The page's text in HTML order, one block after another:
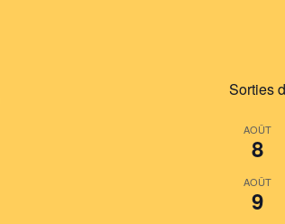
Sorties
AOÛT
8
AOÛT
9